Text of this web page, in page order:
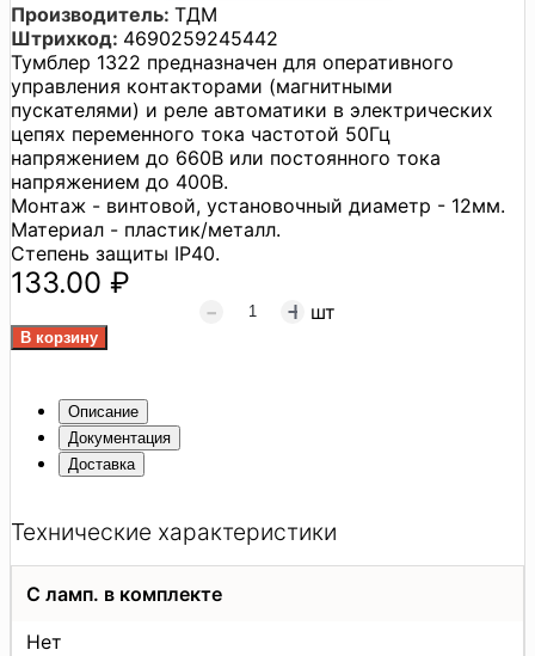
Производитель: ТДМ
Штрихкод: 4690259245442
Тумблер 1322 предназначен для оперативного
управления контакторами (магнитными
пускателями) и реле автоматики в электрических
цепях переменного тока частотой 50Гц
напряжением до 660В или постоянного тока
напряжением до 400В.
Монтаж - винтовой, установочный диаметр - 12мм.
Материал - пластик/металл.
Степень защиты IP40.
133.00 ₽
шт
Описание
Документация
Доставка
Технические характеристики
С ламп. в комплекте
Нет